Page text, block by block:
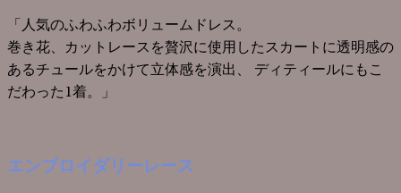
「人気のふわふわボリュームドレス。
巻き花、カットレースを贅沢に使用したスカートに透明感の
あるチュールをかけて立体感を演出、 ディティールにもこ
だわった1着。」
エンブロイダリーレース